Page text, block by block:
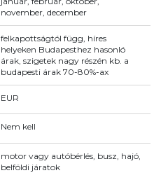
november, december
felkapottságtól függ, híres
helyeken Budapesthez hasonló
árak, szigetek nagy részén kb. a
budapesti árak 70-80%-ax
EUR
Nem kell
motor vagy autóbérlés, busz, hajó,
belföldi járatok